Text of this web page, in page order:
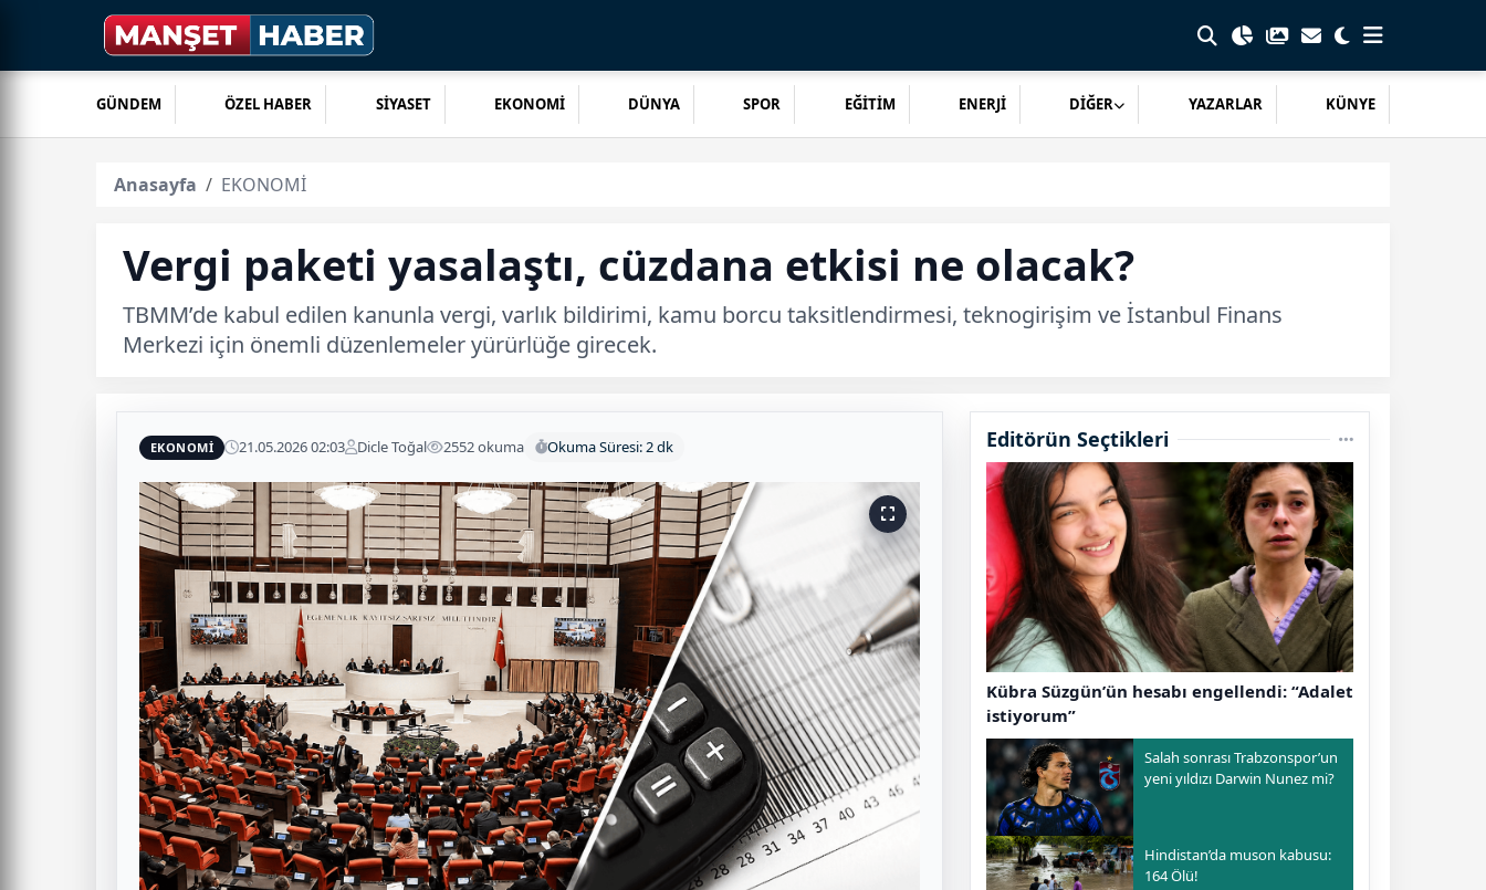
GÜNDEM ÖZEL HABER SİYASET EKONOMİ DÜNYA SPOR EĞİTİM ENERJİ DİĞER YAZARLAR KÜNYE
Anasayfa EKONOMİ
Vergi paketi yasalaştı, cüzdana etkisi ne olacak?
TBMM’de kabul edilen kanunla vergi, varlık bildirimi, kamu borcu taksitlendirmesi, teknogirişim ve İstanbul Finans
Merkezi için önemli düzenlemeler yürürlüğe girecek.
EKONOMİ 21.05.2026 02:03 Dicle Toğal 2552 okuma Okuma Süresi: 2 dk Editörün Seçtikleri
Kübra Süzgün’ün hesabı engellendi: “Adalet
istiyorum”
Salah sonrası Trabzonspor’un
yeni yıldızı Darwin Nunez mi?
Hindistan’da muson kabusu:
164 Ölü!